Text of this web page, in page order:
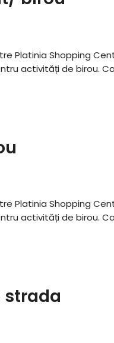
Platinia Shopping
activități de birou.
Platinia Shopping
activități de birou.
strada